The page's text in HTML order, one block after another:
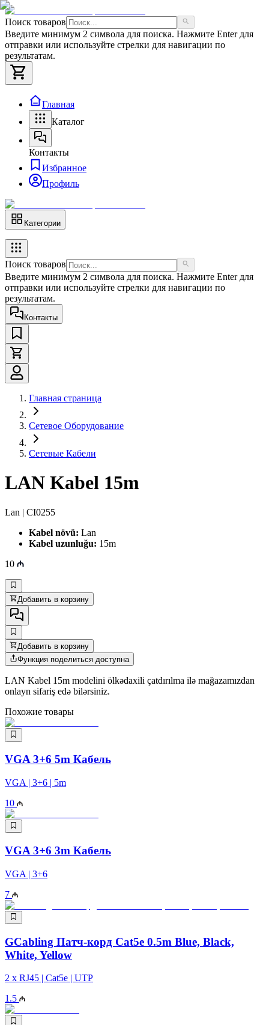
Поиск товаров
Введите минимум 2 символа для поиска. Нажмите Enter для
отправки или используйте стрелки для навигации по
результатам.
Главная
Каталог
Контакты
Избранное
Профиль
Категории
Поиск товаров
Введите минимум 2 символа для поиска. Нажмите Enter для
отправки или используйте стрелки для навигации по
результатам.
Контакты
Главная страница
Сетевое Оборудование
Сетевые Кабели
LAN Kabel 15m
Lan | CI0255
Kabel növü: Lan
Kabel uzunluğu: 15m
10
Добавить в корзину
Добавить в корзину
Функция поделиться доступна
LAN Kabel 15m modelini ölkədaxili çatdırılma ilə mağazamızdan
onlayn sifariş edə bilərsiniz.
Похожие товары
VGA 3+6 5m Кабель
VGA | 3+6 | 5m
10
VGA 3+6 3m Кабель
VGA | 3+6
7
GCabling Патч-корд Cat5e 0.5m Blue, Black,
White, Yellow
2 x RJ45 | Cat5e | UTP
1.5